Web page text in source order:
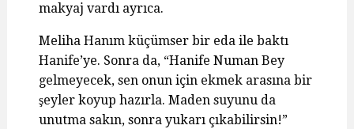
makyaj vardı ayrıca.
Meliha Hanım küçümser bir eda ile baktı
Hanife’ye. Sonra da, “Hanife Numan Bey
gelmeyecek, sen onun için ekmek arasına bir
şeyler koyup hazırla. Maden suyunu da
unutma sakın, sonra yukarı çıkabilirsin!”